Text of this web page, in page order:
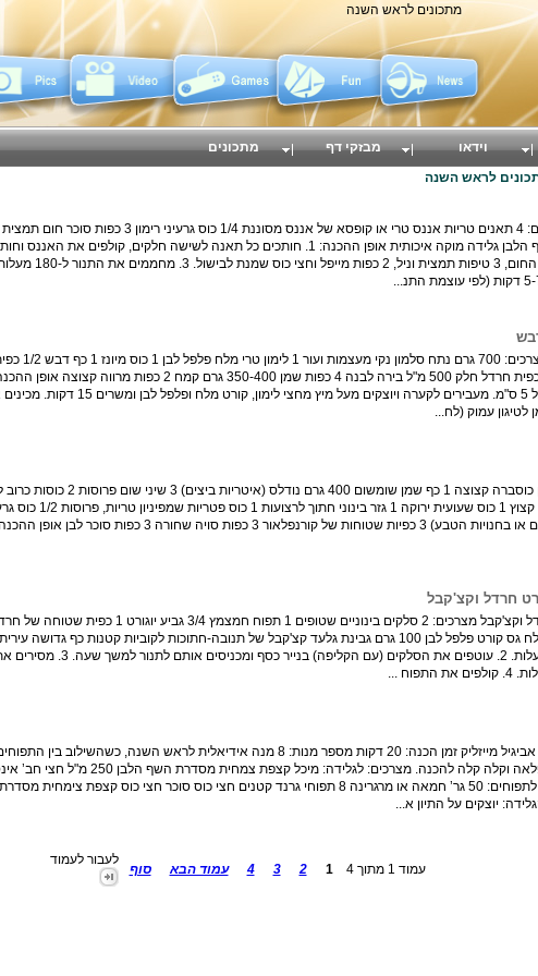
מתכונים לראש השנה
גלידה עם תאנים רימון ואננס צלוי מצרכים: 4 תאנים טריות אננס טרי או קופסא של אננס
את הסלמון לאצבעות בגודל של 1 ס"מ על 5 ס"מ. מעבירים לקערה ויוצקים מעל
כפית שורש ג'ינג'ר קצוץ 1/2 כוס בצל ירוק
חרדל וקצ'קבל
כפית חומץ בלסמי 1/2כפית סוכר קורט מלח גס קורט פלפל לבן 100 גרם גבינת גלעד קצ'קבל של תנובה-חתוכות לקוביות קטנות כף
ההכנה: 1. מחממים את התנור ל-170 מעלות. 2. עוטפים את הסלקים (עם
...
תפוחים צלויים עם גלידת דבש מתכון של אביגיל מייזליק זמן הכנה: 20 דקות מספר מנות: 8 מנה אידיאלית לראש השנה,
כפות דבש תיון אחד 2 כפות מים רותחים לתפוחים: 50 גר’ חמאה או מרגרינה 8 תפוחי גרנד קטנים חצי כוס סוכר חצי כוס קצפת
עמוד 1 מתוך 4 1
2
3
4 עמוד הבא סוף
לעבור לעמוד
וידאו מבזקי דף מתכונים
לראש השנה